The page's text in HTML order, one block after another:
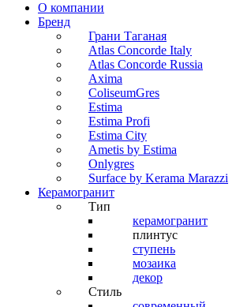
О компании
Бренд
Грани Таганая
Atlas Concorde Italy
Atlas Concorde Russia
Axima
ColiseumGres
Estima
Estima Profi
Estima City
Ametis by Estima
Onlygres
Surface by Kerama Marazzi
Керамогранит
Тип
керамогранит
плинтус
ступень
мозаика
декор
Стиль